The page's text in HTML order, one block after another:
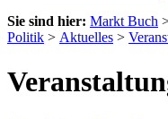
Sie sind hier: Markt Buch
Politik > Aktuelles >